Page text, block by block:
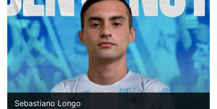
Sebastiano Longo